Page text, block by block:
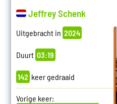
Jeffrey Schenk
Uitgebracht in 2024
Duurt 03:19
142 keer gedraaid
Vorige keer: